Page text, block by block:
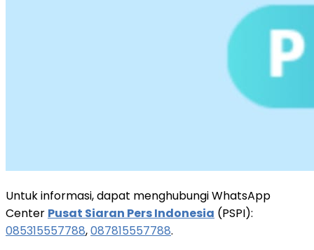
Untuk informasi, dapat menghubungi WhatsApp
Center Pusat Siaran Pers Indonesia (PSPI):
085315557788,087815557788.